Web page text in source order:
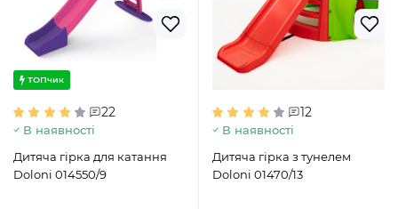
ТОПчик
22
В наявності
Дитяча гірка для катання
Doloni 014550/9
12
В наявності
Дитяча гірка з тунелем
Doloni 01470/13